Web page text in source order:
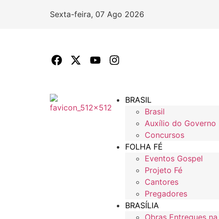
Sexta-feira, 07 Ago 2026
BRASIL
Brasil
Auxílio do Governo
Concursos
FOLHA FÉ
Eventos Gospel
Projeto Fé
Cantores
Pregadores
BRASÍLIA
Obras Entregues